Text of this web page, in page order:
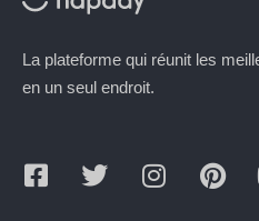
La plateforme qui réunit les
en un seul endroit.